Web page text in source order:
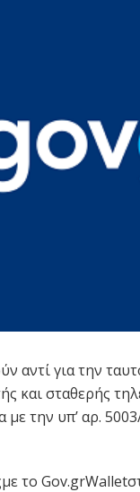
αντί για την
και σταθερής
την υπ’ αρ.
το